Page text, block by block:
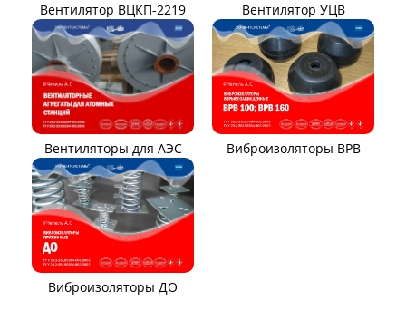
Вентилятор ВЦКП-2219 Вентилятор УЦВ
Вентиляторы для АЭС Виброизоляторы ВРВ
Виброизоляторы ДО